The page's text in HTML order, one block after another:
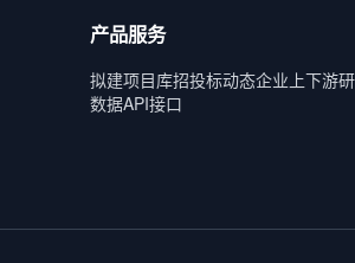
产品服务
拟建项目库招投标动态企业上下游
数据API接口